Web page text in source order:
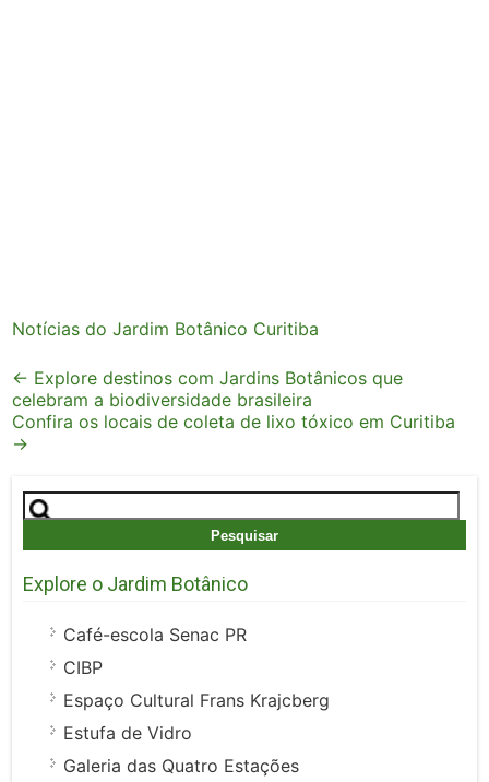
Notícias do Jardim Botânico Curitiba
Post
navigation
← Explore destinos com Jardins Botânicos que
celebram a biodiversidade brasileira
Confira os locais de coleta de lixo tóxico em Curitiba
→
Pesquisar
por:
Explore o Jardim Botânico
Café-escola Senac PR
CIBP
Espaço Cultural Frans Krajcberg
Estufa de Vidro
Galeria das Quatro Estações